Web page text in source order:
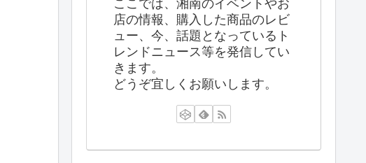
ここでは、湘南のイベントやお
店の情報、購入した商品のレビ
ュー、今、話題となっているト
レンドニュース等を発信してい
きます。
どうぞ宜しくお願いします。